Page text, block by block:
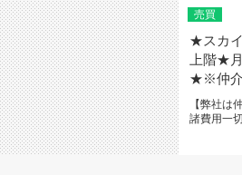
売買
★スカ
上階★
★※仲
【弊社は
諸費用一